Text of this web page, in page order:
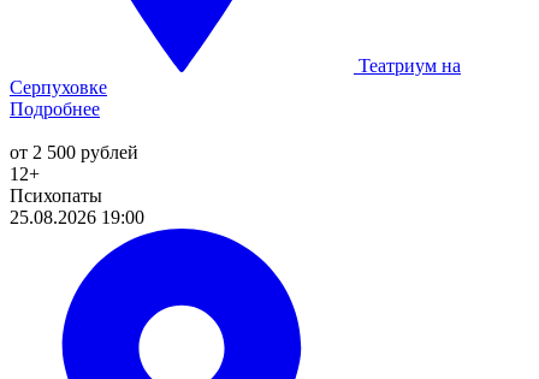
Театриум на
Серпуховке
Подробнее
от 2 500 рублей
12+
Психопаты
25.08.2026 19:00